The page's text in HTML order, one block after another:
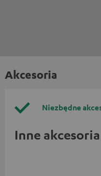
Akcesoria
Niezbędne
Inne akcesoria